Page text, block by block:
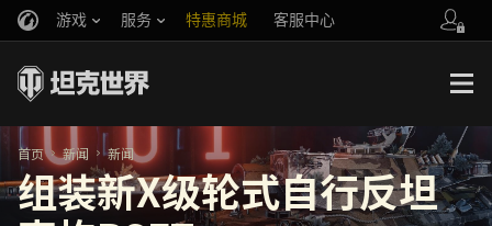
游戏 服务 特惠商城 客服中心
你好，吾久
万圣节
《以战止战》
官方自媒体
首页 新闻 新闻
组装新X级轮式自行反坦